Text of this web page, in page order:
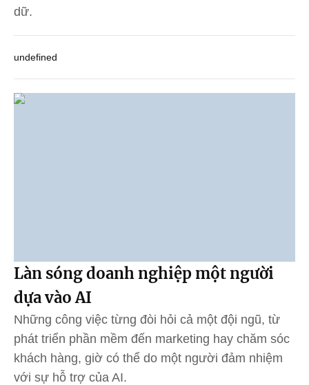
dữ.
undefined
Làn sóng doanh nghiệp một người
dựa vào AI
Những công việc từng đòi hỏi cả một đội ngũ, từ
phát triển phần mềm đến marketing hay chăm sóc
khách hàng, giờ có thể do một người đảm nhiệm
với sự hỗ trợ của AI.